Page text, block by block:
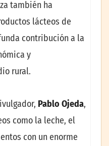
también ha
lácteos de
contribución a la
y
rural.
Pablo Ojeda,
como la leche, el
con un enorme